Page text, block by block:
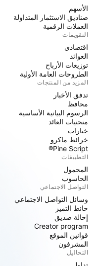
الأسهم
صناديق الاستثمار المتداولة
العملات الرقمية
التقويمات
اقتصادي
العوائد
توزيعات الأرباح
الطروحات العامة الأولية
المزيد من المنتجات
تدفق الأخبار
محافظ
الرسوم البيانية الأساسية
منحنيات العائد
خيارات
خرائط ماكرو
Pine Script®
التطبيقات
المحمول
الحاسوب
التواصل الاجتماعي
وسائل التواصل الاجتماعي
حائط التميز
إحالة صديق
Creator program
قوانين الموقع
المشرفون
التحاليل